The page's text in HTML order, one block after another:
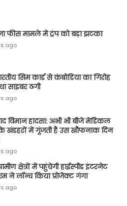
फीस मामले में ट्रंप को बड़ा झटका
ago
सिम कार्ड से कंबोडिया का गिरोह
साइबर ठगी
ago
विमान हादसा: अभी भी बीजे मेडिकल
में गूंजती है उस खौफनाक दिन
ago
क्षेत्रों में पहुंचेगी हाईस्पीड इंटरनेट
ने लॉन्च किया प्रोजेक्ट गंगा
ago